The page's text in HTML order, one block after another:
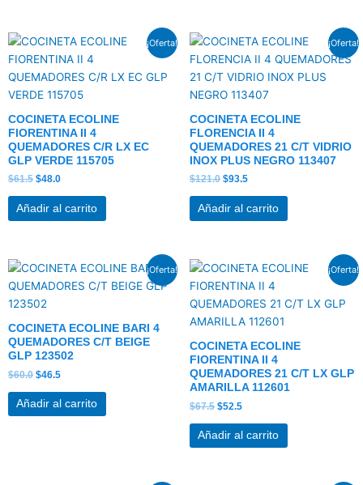
¡Oferta!
COCINETA ECOLINE
FIORENTINA II 4
QUEMADORES C/R LX EC
GLP VERDE 115705
$61.5
El
original
era:
$61.5.
$48.0
El
actual
es:
$48.0.
Añadir al carrito
¡Oferta!
COCINETA ECOLINE
FLORENCIA II 4
QUEMADORES 21 C/T VIDRIO
INOX PLUS NEGRO 113407
$121.0
El
original
era:
$121.0.
$93.5
El
actual
es:
$93.5.
Añadir al carrito
¡Oferta!
COCINETA ECOLINE BARI 4
QUEMADORES C/T BEIGE
GLP 123502
$60.0
El
original
era:
$46.5
El
actual
Añadir al carrito
¡Oferta!
COCINETA ECOLINE
FIORENTINA II 4
QUEMADORES 21 C/T LX GLP
AMARILLA 112601
$67.5
El
original
era:
$67.5.
$52.5
El
actual
es:
$52.5.
Añadir al carrito